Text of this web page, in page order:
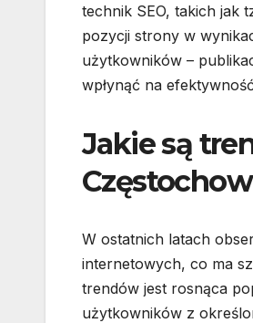
technik SEO, takich jak
pozycji strony w
użytkowników –
wpłynąć na efektywność
Jakie są
W ostatnich latach
internetowych, co ma
trendów jest rosnąca
użytkowników z